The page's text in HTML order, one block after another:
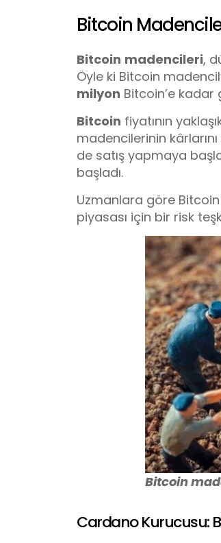
Bitcoin
Bitcoin madencileri,
Öyle ki Bitcoin
milyon Bitcoin’e kadar
Bitcoin fiyatının
madencilerinin
de satış yapmaya
başladı.
Uzmanlara göre
piyasası için bir risk
Bitcoin
Cardano Kurucusu: